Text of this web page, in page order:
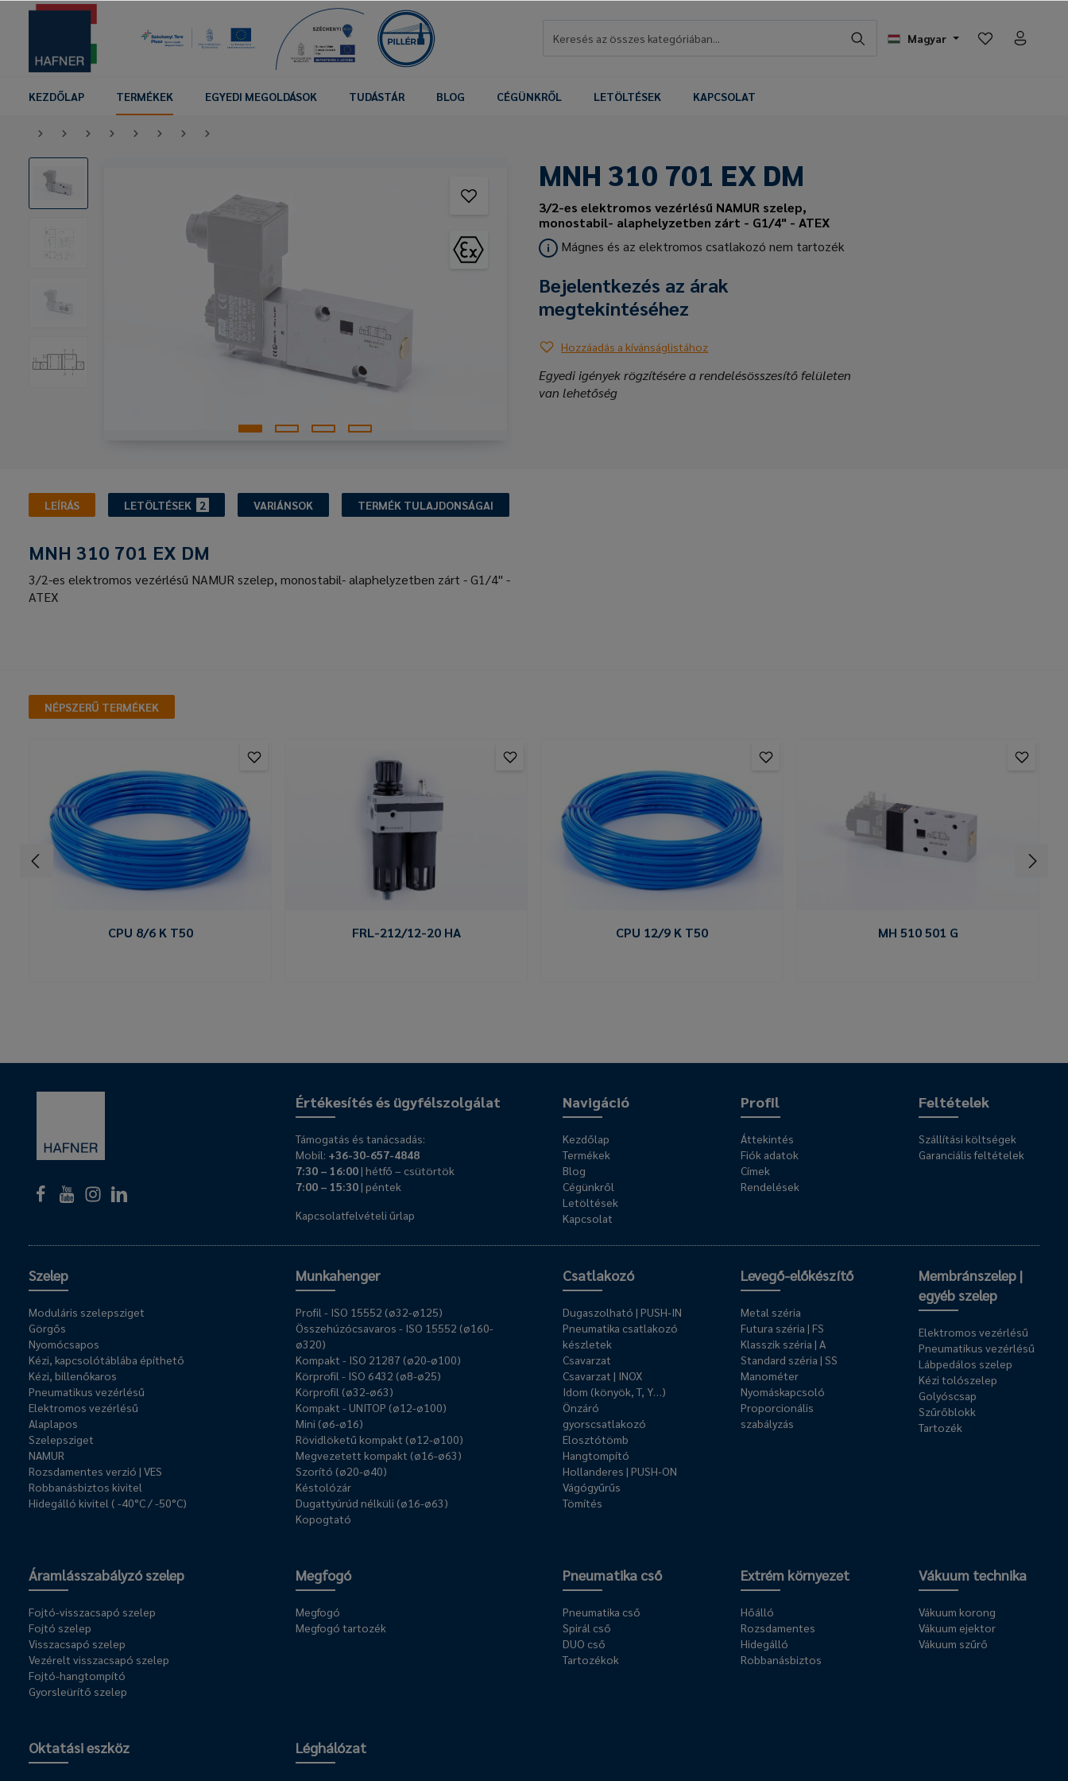
Magyar
KEZDŐLAP TERMÉKEK EGYEDI MEGOLDÁSOK TUDÁSTÁR BLOG CÉGÜNKRŐL LETÖLTÉSEK KAPCSOLAT
MNH 310 701 EX DM
3/2-es elektromos vezérlésű NAMUR szelep,
monostabil- alaphelyzetben zárt - G1/4" - ATEX
Mágnes és az elektromos csatlakozó nem tartozék
Bejelentkezés az árak
megtekintéséhez
Hozzáadás a kívánságlistához
Egyedi igények rögzítésére a rendelésösszesítő felületen
van lehetőség
LEÍRÁS LETÖLTÉSEK 2 VARIÁNSOK TERMÉK TULAJDONSÁGAI
MNH 310 701 EX DM
3/2-es elektromos vezérlésű NAMUR szelep, monostabil- alaphelyzetben zárt - G1/4" -
ATEX
NÉPSZERŰ TERMÉKEK
CPU 8/6 K T50 FRL-212/12-20 HA CPU 12/9 K T50 MH 510 501 G
Navigáció
Kezdőlap
Termékek
Blog
Cégünkről
Letöltések
Kapcsolat
Profil
Áttekintés
Fiók adatok
Címek
Rendelések
Feltételek
Szállítási költségek
Garanciális feltételek
Értékesítés és ügyfélszolgálat
Támogatás és tanácsadás:
Mobil: +36-30-657-4848
7:30 – 16:00| hétfő – csütörtök
7:00 – 15:30| péntek
Kapcsolatfelvételi űrlap
Szelep
Moduláris szelepsziget
Görgős
Nyomócsapos
Kézi, kapcsolótáblába építhető
Kézi, billenőkaros
Pneumatikus vezérlésű
Elektromos vezérlésű
Alaplapos
Szelepsziget
NAMUR
Rozsdamentes verzió | VES
Robbanásbiztos kivitel
Hidegálló kivitel ( -40°C / -50°C)
Munkahenger
Profil - ISO 15552 (ø32-ø125)
Összehúzócsavaros - ISO 15552 (ø160-
ø320)
Kompakt - ISO 21287 (ø20-ø100)
Körprofil - ISO 6432 (ø8-ø25)
Körprofil (ø32-ø63)
Kompakt - UNITOP (ø12-ø100)
Mini (ø6-ø16)
Rövidlöketű kompakt (ø12-ø100)
Megvezetett kompakt (ø16-ø63)
Szorító (ø20-ø40)
Késtolózár
Dugattyúrúd nélküli (ø16-ø63)
Kopogtató
Csatlakozó
Dugaszolható | PUSH-IN
Pneumatika csatlakozó
készletek
Csavarzat
Csavarzat | INOX
Idom (könyök, T, Y…)
Önzáró
gyorscsatlakozó
Elosztótömb
Hangtompító
Hollanderes | PUSH-ON
Vágógyűrűs
Tömítés
Levegő-előkészítő
Metal széria
Futura széria | FS
Klasszik széria | A
Standard széria | SS
Manométer
Nyomáskapcsoló
Proporcionális
szabályzás
Membránszelep |
egyéb szelep
Elektromos vezérlésű
Pneumatikus vezérlésű
Lábpedálos szelep
Kézi tolószelep
Golyóscsap
Szűrőblokk
Tartozék
Áramlásszabályzó szelep
Fojtó-visszacsapó szelep
Fojtó szelep
Visszacsapó szelep
Vezérelt visszacsapó szelep
Fojtó-hangtompító
Gyorsleürítő szelep
Megfogó
Megfogó
Megfogó tartozék
Pneumatika cső
Pneumatika cső
Spirál cső
DUO cső
Tartozékok
Extrém környezet
Hőálló
Rozsdamentes
Hidegálló
Robbanásbiztos
Vákuum technika
Vákuum korong
Vákuum ejektor
Vákuum szűrő
Oktatási eszköz Léghálózat